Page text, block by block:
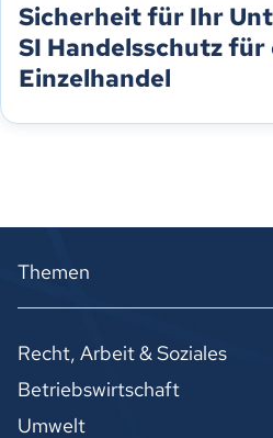
Sicherheit für Ihr
SI Handelsschutz für
Einzelhandel
Themen
Recht, Arbeit & Soziales
Betriebswirtschaft
Umwelt